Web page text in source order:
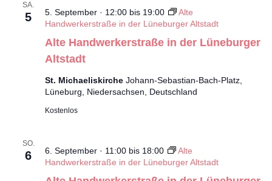
SA.
5
Alte Handwerkerstraße in der Lüneburger
Altstadt
5. September · 12:00bis 19:00
Alte
Handwerkerstraße in der Lüneburger Altstadt
St. Michaeliskirche Johann-Sebastian-Bach-Platz,
Lüneburg, Niedersachsen, Deutschland
Kostenlos
SO.
6 6. September · 11:00bis 18:00
Alte
Handwerkerstraße in der Lüneburger Altstadt